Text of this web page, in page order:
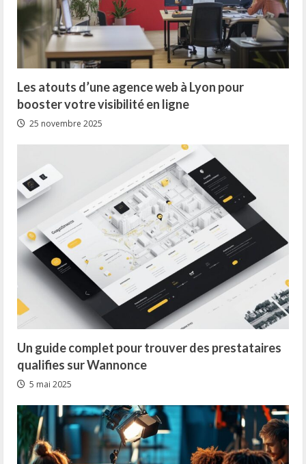
Les atouts d’une agence web à Lyon pour
booster votre visibilité en ligne
25 novembre 2025
Un guide complet pour trouver des prestataires
qualifies sur Wannonce
5 mai 2025